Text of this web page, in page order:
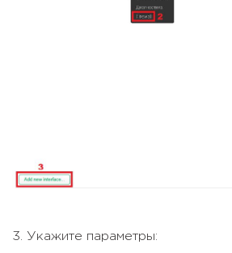
3. Укажите параметры: